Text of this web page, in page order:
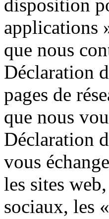
disposition
applications
que nous
Déclaration
pages de
que nous
Déclaration
vous
les sites
sociaux, les